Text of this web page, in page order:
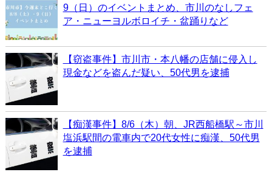
9（日）のイベントまとめ、市川のなしフェ
ア・ニューヨルボロイチ・盆踊りなど
【窃盗事件】市川市・本八幡の店舗に侵入し
現金などを盗んだ疑い、50代男を逮捕
【痴漢事件】8/6（木）朝、JR西船橋駅～市川
塩浜駅間の電車内で20代女性に痴漢、50代男
を逮捕